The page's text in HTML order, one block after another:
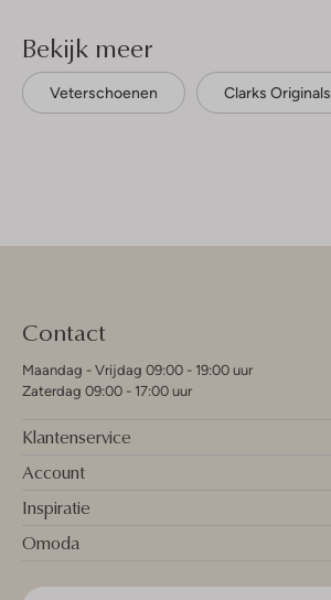
Bekijk meer
Veterschoenen Clarks Originals
Contact
Maandag - Vrijdag 09:00 - 19:00 uur
Zaterdag 09:00 - 17:00 uur
Klantenservice
Account
Inspiratie
Omoda